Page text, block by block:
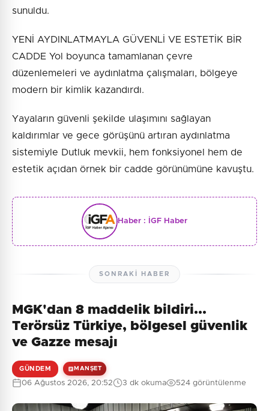
sunuldu.
YENİ AYDINLATMAYLA GÜVENLİ VE ESTETİK BİR
CADDE Yol boyunca tamamlanan çevre
düzenlemeleri ve aydınlatma çalışmaları, bölgeye
modern bir kimlik kazandırdı.
Yayaların güvenli şekilde ulaşımını sağlayan
kaldırımlar ve gece görüşünü artıran aydınlatma
sistemiyle Dutluk mevkii, hem fonksiyonel hem de
estetik açıdan örnek bir cadde görünümüne kavuştu.
Haber : İGF Haber
SONRAKI HABER
MGK'dan 8 maddelik bildiri...
Terörsüz Türkiye, bölgesel güvenlik
ve Gazze mesajı
GÜNDEM MANŞET
06 Ağustos 2026, 20:52 3 dk okuma 524 görüntülenme